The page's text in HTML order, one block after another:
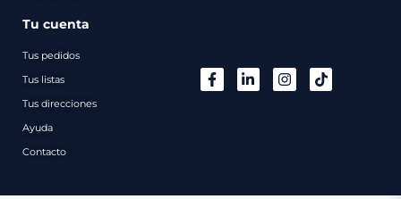
Tu cuenta
Tus pedidos
Tus listas
Tus direcciones
Ayuda
Contacto